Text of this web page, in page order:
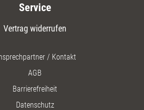
Service
Vertrag widerrufen
/ Kontakt
AGB
Barrierefreiheit
Datenschutz